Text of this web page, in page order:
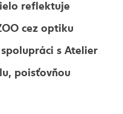
reflektuje
cez optiku
s Atelier
poisťovňou